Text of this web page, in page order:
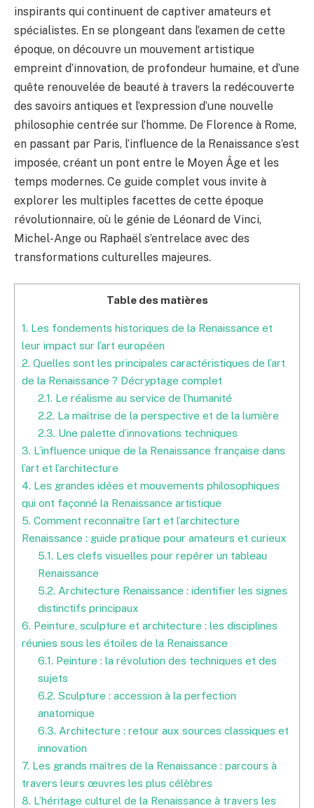
inspirants qui continuent de captiver amateurs et
spécialistes. En se plongeant dans l’examen de cette
époque, on découvre un mouvement artistique
empreint d’innovation, de profondeur humaine, et d’une
quête renouvelée de beauté à travers la redécouverte
des savoirs antiques et l’expression d’une nouvelle
philosophie centrée sur l’homme. De Florence à Rome,
en passant par Paris, l’influence de la Renaissance s’est
imposée, créant un pont entre le Moyen Âge et les
temps modernes. Ce guide complet vous invite à
explorer les multiples facettes de cette époque
révolutionnaire, où le génie de Léonard de Vinci,
Michel-Ange ou Raphaël s’entrelace avec des
transformations culturelles majeures.
Table des matières
1. Les fondements historiques de la Renaissance et
leur impact sur l’art européen
2. Quelles sont les principales caractéristiques de l’art
de la Renaissance ? Décryptage complet
2.1. Le réalisme au service de l’humanité
2.2. La maîtrise de la perspective et de la lumière
2.3. Une palette d’innovations techniques
3. L’influence unique de la Renaissance française dans
l’art et l’architecture
4. Les grandes idées et mouvements philosophiques
qui ont façonné la Renaissance artistique
5. Comment reconnaître l’art et l’architecture
Renaissance : guide pratique pour amateurs et curieux
5.1. Les clefs visuelles pour repérer un tableau
Renaissance
5.2. Architecture Renaissance : identifier les signes
distinctifs principaux
6. Peinture, sculpture et architecture : les disciplines
réunies sous les étoiles de la Renaissance
6.1. Peinture : la révolution des techniques et des
sujets
6.2. Sculpture : accession à la perfection
anatomique
6.3. Architecture : retour aux sources classiques et
innovation
7. Les grands maîtres de la Renaissance : parcours à
travers leurs œuvres les plus célèbres
8. L’héritage culturel de la Renaissance à travers les